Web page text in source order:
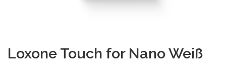
Loxone Touch for Nano Weiß